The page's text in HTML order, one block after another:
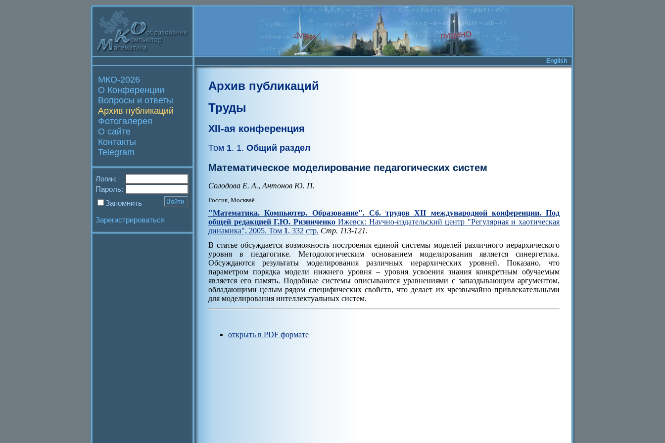
English
МКО-2026
О Конференции
Вопросы и ответы
Архив публикаций
Фотогалерея
О сайте
Контакты
Telegram
Логин:
Пароль:
Запомнить
Зарегистрироваться
Архив публикаций
Труды
XII-ая конференция
Том 1. 1. Общий раздел
Математическое моделирование педагогических систем
Солодова Е. А., Антонов Ю. П.
Россия, Москваё
"Математика. Компьютер. Образование". Cб. трудов XII международной конференции. Под
общей редакцией Г.Ю. РизниченкоИжевск: Научно-издательский центр "Регулярная и хаотическая
динамика", 2005. Том 1, 332 стр. Стр. 113-121.
В статье обсуждается возможность построения единой системы моделей различного иерархического
уровня в педагогике. Методологическим основанием моделирования является синергетика.
Обсуждаются результаты моделирования различных иерархических уровней. Показано, что
параметром порядка модели нижнего уровня – уровня усвоения знания конкретным обучаемым
является его память. Подобные системы описываются уравнениями с запаздывающим аргументом,
обладающими целым рядом специфических свойств, что делает их чрезвычайно привлекательными
для моделирования интеллектуальных систем.
открыть в PDF формате